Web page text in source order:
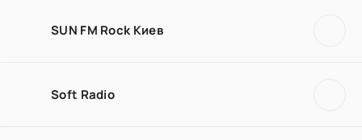
SUN FM Rock Киев
Soft Radio